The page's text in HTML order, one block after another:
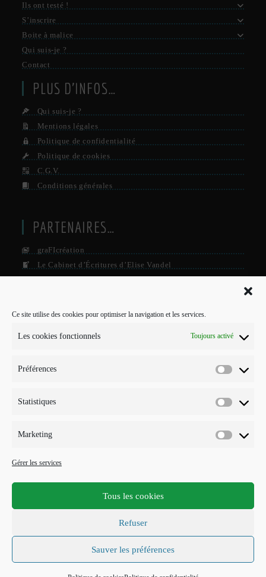
Ce site utilise des cookies pour optimiser la navigation et les services.
Les cookies fonctionnels Toujours activé
Préférences
Statistiques
Marketing
Gérer les services
Tous les cookies
Refuser
Sauver les préférences
Ils ont testé !
S’inscrire
Boite à malice
Qui suis-je ?
Contact
PLUS D’INFOS…
Qui suis-je ?
Mentions légales
Politique de confidentialité
Politique de cookies
C.G.V.
Conditions générales
PARTENAIRES…
graFIcréation
Le Cabinet d’Écritures d’Elise Vandel
POUR ME CONTACTER…
Mobile :
E-mail :
LETTRE D’INFORMATION
Accepter les termes RGPD